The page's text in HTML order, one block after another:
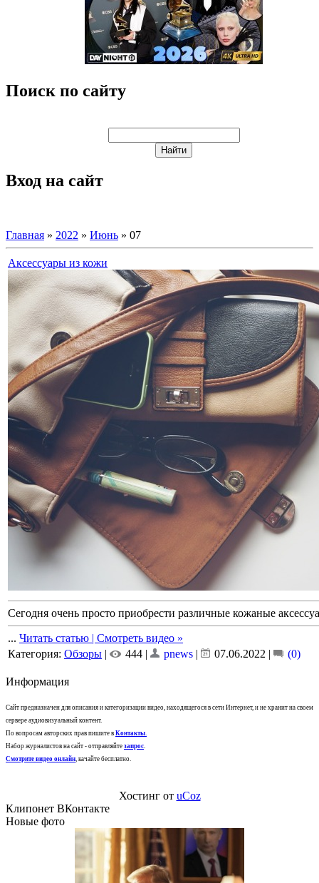
Поиск по сайту
Вход на сайт
Главная » 2022 » Июнь » 07
Аксессуары из кожи
Сегодня очень просто приобрести различные кожаные
... Читать статью | Смотреть видео »
Категория: Обзоры | 444 | pnews | 07.06.2022 | (0)
Информация
Сайт предназначен для описания и категоризации видео, находящегося в сети Интернет, и не хранит на своем
сервере аудиовизуальный контент.
По вопросам авторских прав пишите в Контакты.
Набор журналистов на сайт - отправляйте запрос.
Смотрите видео онлайн, качайте бесплатно.
Хостинг от uCoz
Клипонет ВКонтакте
Новые фото